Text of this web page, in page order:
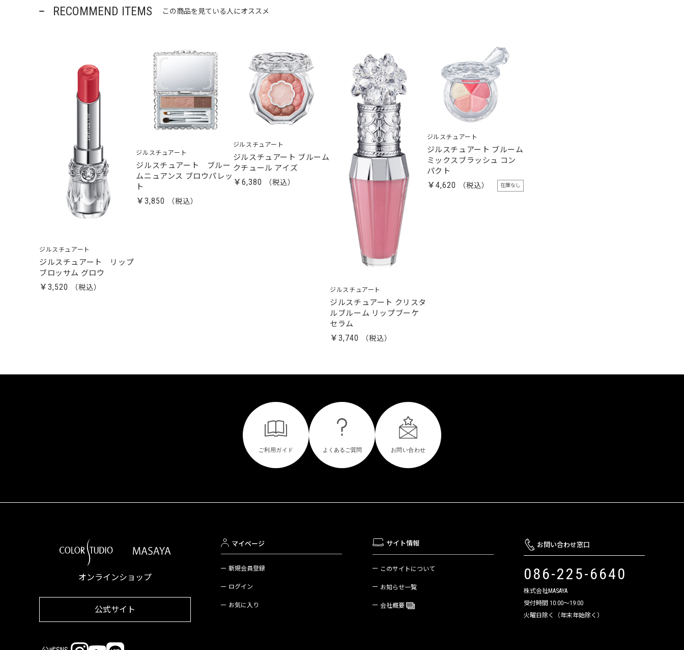
RECOMMEND ITEMS この商品を見ている人にオススメ
ジルスチュアート
ジルスチュアート リップ
ブロッサム グロウ
￥3,520
ジルスチュアート
ジルスチュアート ブルー
ムニュアンス ブロウパレッ
ト
￥3,850
ジルスチュアート
ジルスチュアート ブルーム
クチュール アイズ
￥6,380
ジルスチュアート
ジルスチュアート クリスタ
ルブルーム リップブーケ
セラム
￥3,740
ジルスチュアート
ジルスチュアート ブルーム
ミックスブラッシュ コン
パクト
￥4,620 在庫なし
オンラインショップ
公式サイト
マイページ
新規会員登録
ログイン
お気に入り
サイト情報
このサイトについて
お知らせ一覧
会社概要
お問い合わせ窓口
086-225-6640
株式会社MASAYA
受付時間 10:00～19:00
火曜日除く（年末年始除く）